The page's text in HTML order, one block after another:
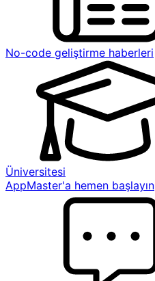
No-code geliştirme haberleri
Üniversitesi
AppMaster'a hemen başlayın